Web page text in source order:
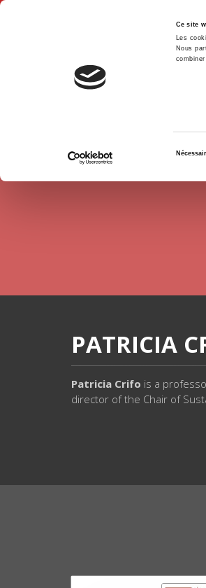
Ce site
Les
Nous
PATRICIA
Patricia Crifo is a
director of the Chair of